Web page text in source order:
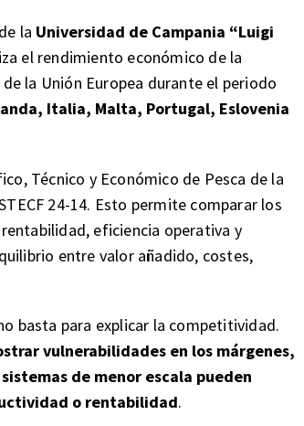
la Universidad de Campania “Luigi
el rendimiento económico de la
la Unión Europea durante el periodo
Italia, Malta, Portugal, Eslovenia
Técnico y Económico de Pesca de la
24-14. Esto permite comparar los
eficiencia operativa y
entre valor añadido, costes,
basta para explicar la competitividad.
vulnerabilidades en los márgenes,
de menor escala pueden
o rentabilidad.